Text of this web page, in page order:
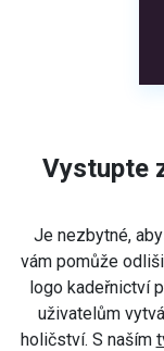
Vystupte
Je nezbytné,
vám pomůže
logo kadeřnictví
uživatelům
holičství. S naším